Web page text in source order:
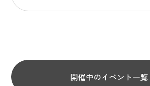
開催中のイベント一覧